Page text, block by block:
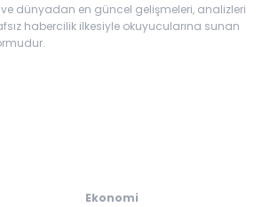
dünyadan en güncel gelişmeleri, analizleri
habercilik ilkesiyle okuyucularına sunan
Ekonomi